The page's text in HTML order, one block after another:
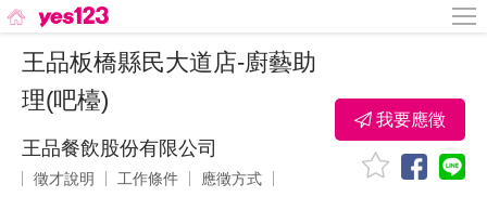
王品板橋縣民大道店-廚藝助
理(吧檯)
王品餐飲股份有限公司
徵才說明 工作條件
應徵方式
我要應徵